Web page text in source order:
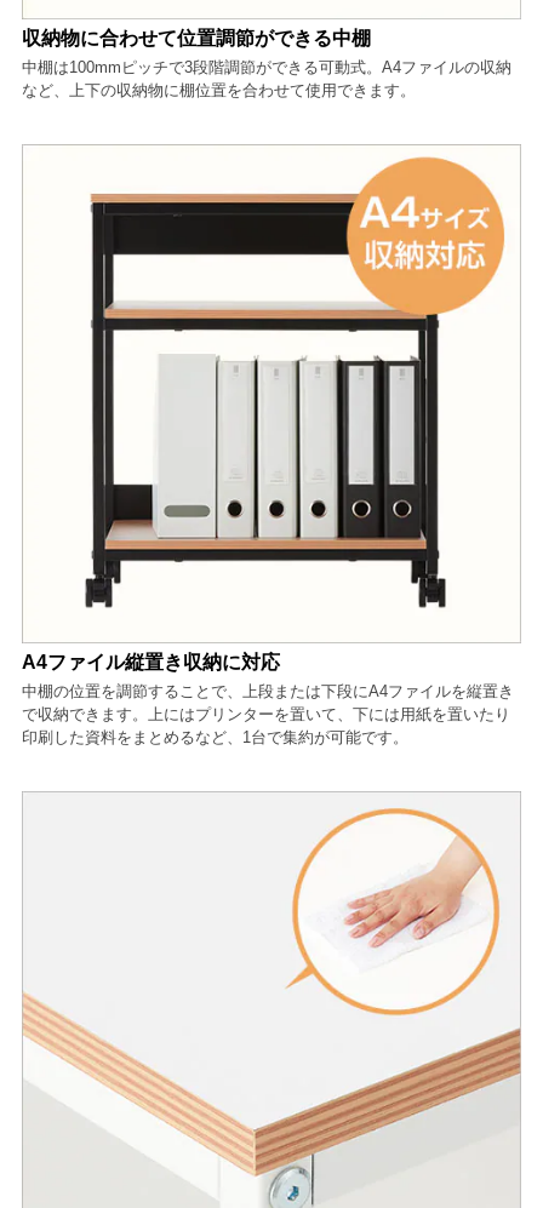
収納物に合わせて位置調節ができる中棚
中棚は100mmピッチで3段階調節ができる可動式。A4ファイルの収納
など、上下の収納物に棚位置を合わせて使用できます。
A4ファイル縦置き収納に対応
中棚の位置を調節することで、上段または下段にA4ファイルを縦置き
で収納できます。上にはプリンターを置いて、下には用紙を置いたり
印刷した資料をまとめるなど、1台で集約が可能です。